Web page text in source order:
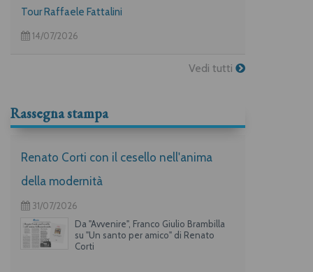
Tour Raffaele Fattalini
14/07/2026
Vedi tutti
Rassegna stampa
Renato Corti con il cesello nell'anima
della modernità
31/07/2026
Da "Avvenire", Franco Giulio Brambilla
su "Un santo per amico" di Renato
Corti